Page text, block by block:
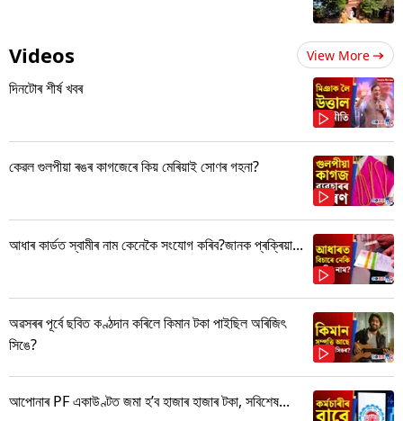
Videos View More
দিনটোৰ শীৰ্ষ খবৰ
কেৱল গুলপীয়া ৰঙৰ কাগজেৰে কিয় মেৰিয়াই সোণৰ গহনা?
আধাৰ কাৰ্ডত স্বামীৰ নাম কেনেকৈ সংযোগ কৰিব?জানক প্ৰক্ৰিয়া...
অৱসৰৰ পূৰ্বে ছবিত কণ্ঠদান কৰিলে কিমান টকা পাইছিল অৰিজিৎ
সিঙে?
আপোনাৰ PF একাউণ্টত জমা হ’ব হাজাৰ হাজাৰ টকা, সবিশেষ...